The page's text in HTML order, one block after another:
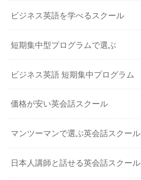
ビジネス英語を学べるスクール
短期集中型プログラムで選ぶ
ビジネス英語 短期集中プログラム
価格が安い英会話スクール
マンツーマンで選ぶ英会話スクール
日本人講師と話せる英会話スクール